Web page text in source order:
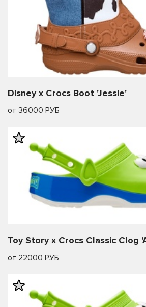
Disney x Crocs Boot 'Jessie'
от 36000 РУБ
Toy Story x Crocs Classic Clog
от 22000 РУБ